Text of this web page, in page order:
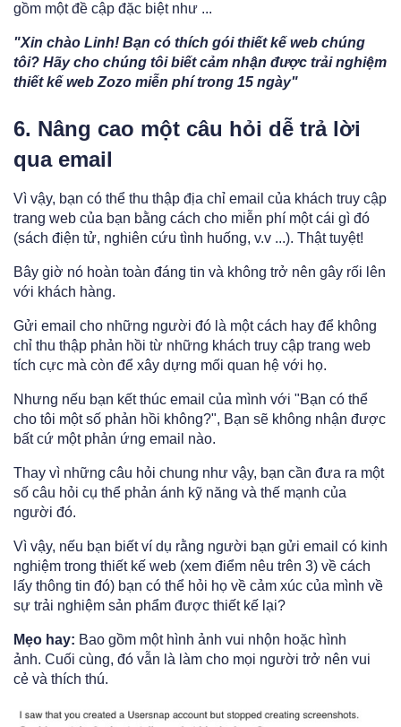
gồm một đề cập đặc biệt như ...
"Xin chào Linh! Bạn có thích gói thiết kế web chúng
tôi? Hãy cho chúng tôi biết cảm nhận được trải nghiệm
thiết kế web Zozo miễn phí trong 15 ngày"
6. Nâng cao một câu hỏi dễ trả lời
qua email
Vì vậy, bạn có thể thu thập địa chỉ email của khách truy cập
trang web của bạn bằng cách cho miễn phí một cái gì đó
(sách điện tử, nghiên cứu tình huống, v.v ...). Thật tuyệt!
Bây giờ nó hoàn toàn đáng tin và không trở nên gây rối lên
với khách hàng.
Gửi email cho những người đó là một cách hay để không
chỉ thu thập phản hồi từ những khách truy cập trang web
tích cực mà còn để xây dựng mối quan hệ với họ.
Nhưng nếu bạn kết thúc email của mình với "Bạn có thể
cho tôi một số phản hồi không?", Bạn sẽ không nhận được
bất cứ một phản ứng email nào.
Thay vì những câu hỏi chung như vậy, bạn cần đưa ra một
số câu hỏi cụ thể phản ánh kỹ năng và thế mạnh của
người đó.
Vì vậy, nếu bạn biết ví dụ rằng người bạn gửi email có kinh
nghiệm trong thiết kế web (xem điểm nêu trên 3) về cách
lấy thông tin đó) bạn có thể hỏi họ về cảm xúc của mình về
sự trải nghiệm sản phẩm được thiết kế lại?
Mẹo hay: Bao gồm một hình ảnh vui nhộn hoặc hình
ảnh. Cuối cùng, đó vẫn là làm cho mọi người trở nên vui
cẻ và thích thú.